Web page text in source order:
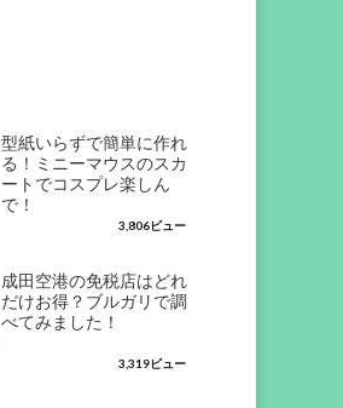
型紙いらずで簡単に作れ
る！ミニーマウスのスカ
ートでコスプレ楽しん
で！
3,806ビュー
成田空港の免税店はどれ
だけお得？ブルガリで調
べてみました！
3,319ビュー